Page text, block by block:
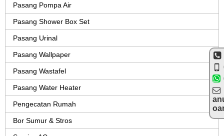
Pasang Pompa Air
Pasang Shower Box Set
Pasang Urinal
Pasang Wallpaper
Pasang Wastafel
Pasang Water Heater
Pengecatan Rumah
Bor Sumur & Stros